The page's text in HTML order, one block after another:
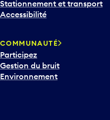
a
o
u
r
i
Stationnement et transport
Accessibilité
COMMUNAUTÉ
Participez
Gestion du bruit
Environnement